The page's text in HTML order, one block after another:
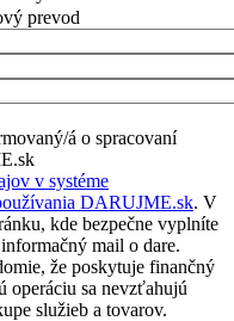
prevod
á o spracovaní
v systéme
DARUJME.sk. V
kde bezpečne vyplníte
mail o dare.
že poskytuje finančný
operáciu sa nevzťahujú
služieb a tovarov.